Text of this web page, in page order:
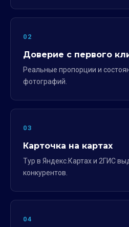
02
Доверие с первого
Реальные пропорции и
фотографий.
03
Карточка на картах
Тур в Яндекс.Картах и 2ГИС
конкурентов.
04